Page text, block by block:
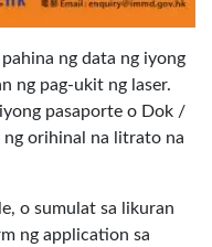
ng data ng iyong
ng pag-ukit ng laser.
pasaporte o Dok /
ng orihinal na litrato na
o sumulat sa likuran
ng application sa